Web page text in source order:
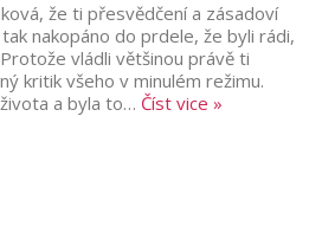
že ti přesvědčení a zásadoví
nakopáno do prdele, že byli rádi,
vládli většinou právě ti
kritik všeho v minulém režimu.
a byla to… Číst vice »